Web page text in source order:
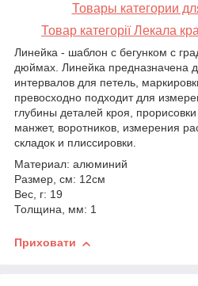
Товары категории
Товар категорії Лекала
Линейка - шаблон с бегунком с
дюймах. Линейка предназначена
интервалов для петель,
превосходно подходит для
глубины деталей кроя,
манжет, воротников, измерения
складок и плиссировки.
Материал: алюминий
Размер, см: 12см
Вес, г: 19
Толщина, мм: 1
Приховати